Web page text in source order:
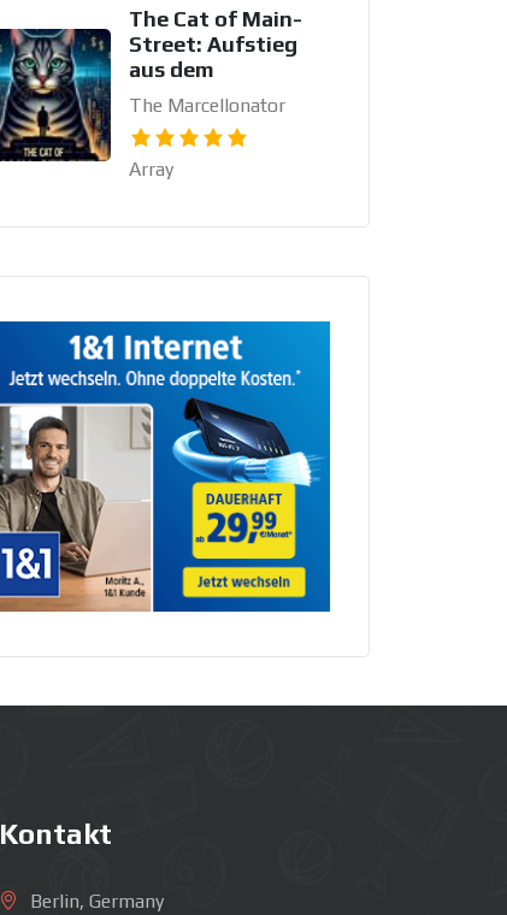
The Cat of Main-
Street: Aufstieg
aus dem
The Marcellonator
Array
Kontakt
Berlin, Germany